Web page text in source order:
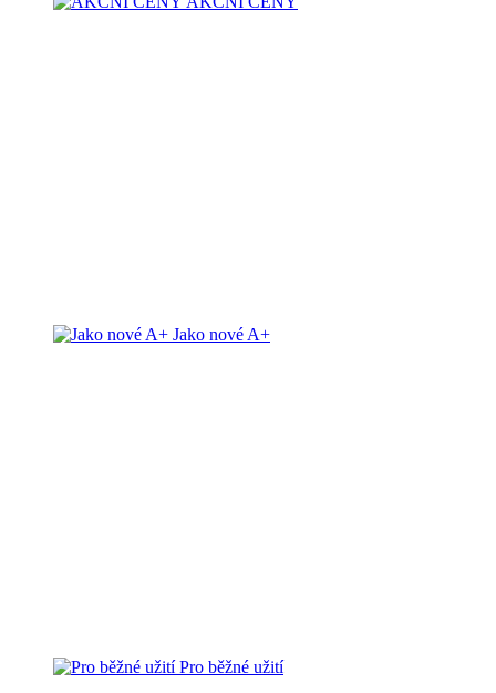
Jako nové A+
Pro běžné užití